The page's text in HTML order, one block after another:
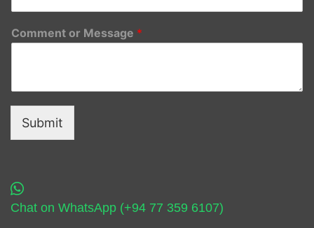
Comment or Message *
Submit
Chat on WhatsApp (+94 77 359 6107)